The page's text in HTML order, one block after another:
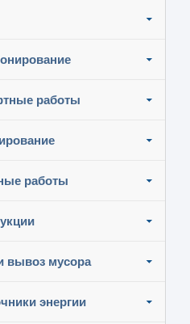
работы
работы
вывоз мусора
энергии